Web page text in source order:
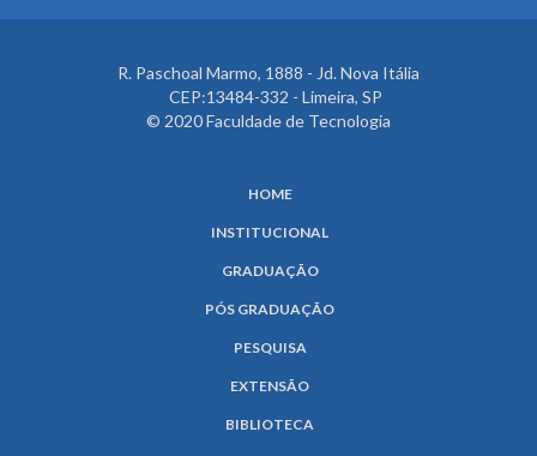
R. Paschoal Marmo, 1888 - Jd. Nova Itália
CEP:13484-332 - Limeira, SP
© 2020 Faculdade de Tecnologia
HOME
INSTITUCIONAL
GRADUAÇÃO
PÓS GRADUAÇÃO
PESQUISA
EXTENSÃO
BIBLIOTECA